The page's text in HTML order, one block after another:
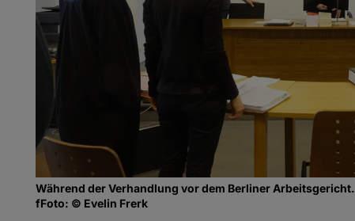
Während der Verhandlung vor dem Berliner Arbeitsgericht.
fFoto: © Evelin Frerk